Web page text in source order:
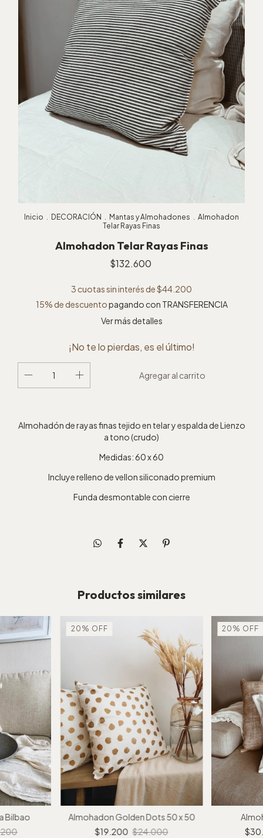
Inicio . DECORACIÓN . Mantas y Almohadones . Almohadon
Telar Rayas Finas
Almohadon Telar Rayas Finas
$132.600
3 cuotas sin interés de$44.200
15% de descuentopagando con TRANSFERENCIA
Ver más detalles
¡No te lo pierdas, es el último!
Almohadón de rayas finas tejido en telar y espalda de Lienzo
a tono (crudo)
Medidas: 60 x 60
Incluye relleno de vellon siliconado premium
Funda desmontable con cierre
Productos similares
Bilbao
20 % OFF
Almohadon Golden Dots 50 x 50
$19.200 $24.000
20 % OFF